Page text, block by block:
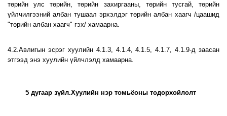
төрийн улс төрийн, төрийн захиргааны, төрийн тусгай, төрийн
үйлчилгээний албан тушаал эрхэлдэг төрийн албан хаагч /цаашид
"төрийн албан хаагч" гэх/ хамаарна.
4.2.Авлигын эсрэг хуулийн 4.1.3, 4.1.4, 4.1.5, 4.1.7, 4.1.9-д заасан
этгээд энэ хуулийн үйлчлэлд хамаарна.
5 дугаар зүйл.Хуулийн нэр томьёоны тодорхойлолт